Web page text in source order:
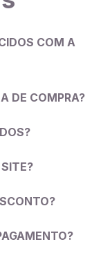
que
de
na sombra.
o feitio de
eu costuraria
usada no dia a
COM A
DE COMPRA?
SITE?